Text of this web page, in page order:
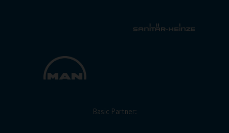
Basic Partner: